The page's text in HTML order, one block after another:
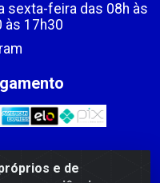
e de
sexta-feira das 08h às
às 17h30
- AVENIDA PROBAHIA,